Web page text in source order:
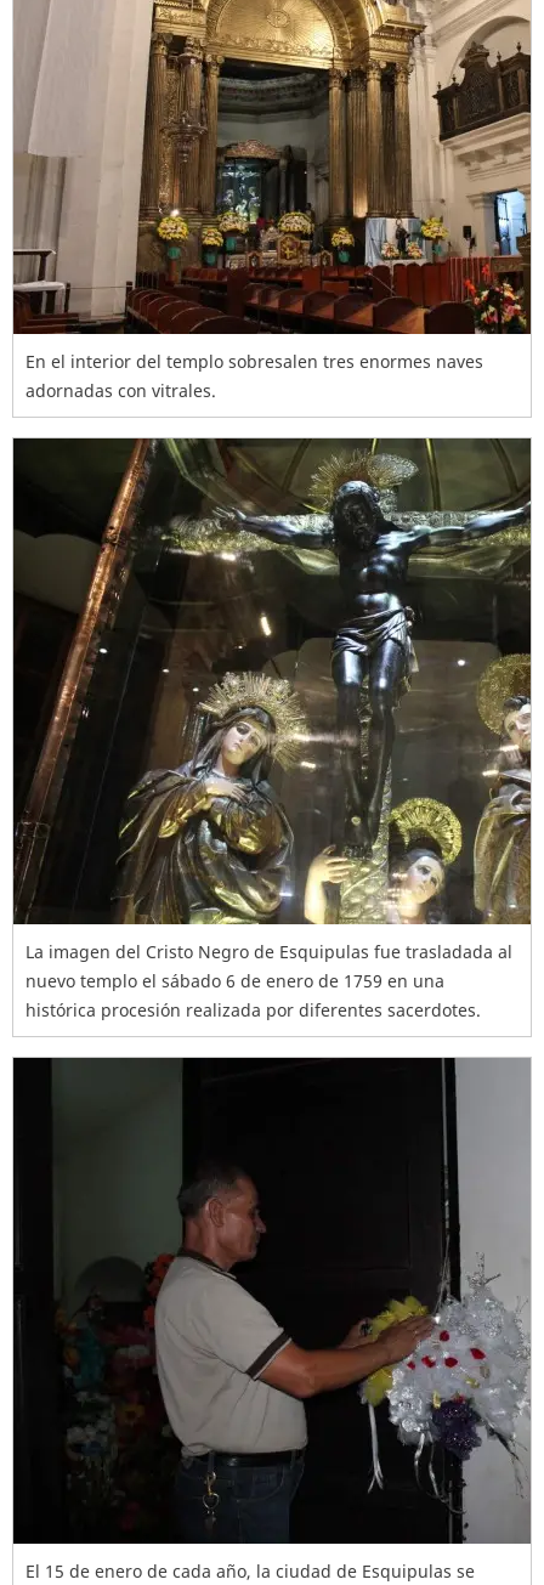
En el interior del templo sobresalen tres enormes naves
adornadas con vitrales.
La imagen del Cristo Negro de Esquipulas fue trasladada al
nuevo templo el sábado 6 de enero de 1759 en una
histórica procesión realizada por diferentes sacerdotes.
El 15 de enero de cada año, la ciudad de Esquipulas se